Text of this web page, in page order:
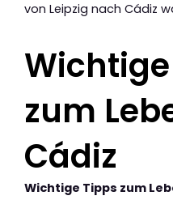
von Leipzig nach Cádiz
zum
Cádiz
Wichtige Tipps zum